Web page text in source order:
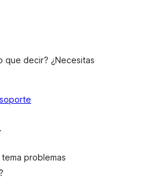
que decir? ¿Necesitas
problemas